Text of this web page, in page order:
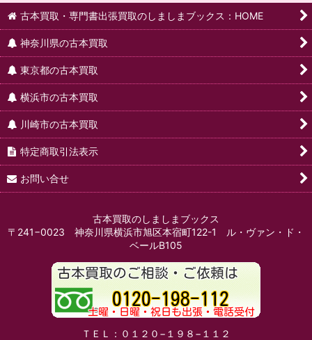
古本買取・専門書出張買取のしましまブックス：HOME
神奈川県の古本買取
東京都の古本買取
横浜市の古本買取
川崎市の古本買取
特定商取引法表示
お問い合せ
古本買取のしましまブックス
〒241−0023 神奈川県横浜市旭区本宿町122-1 ル・ヴァン・ド・
ベールB105
ＴＥＬ：０１２０−１９８−１１２